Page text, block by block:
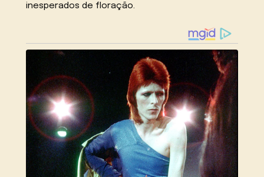
inesperados de floração.